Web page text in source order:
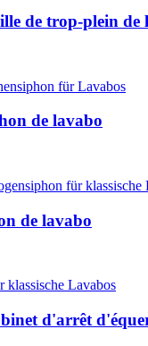
de trop-plein de
de lavabo
de lavabo
d'arrêt